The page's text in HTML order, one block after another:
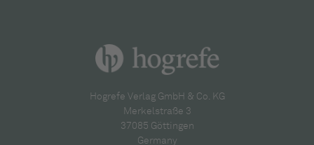
Hogrefe Verlag GmbH & Co. KG
Merkelstraße 3
37085 Göttingen
Germany